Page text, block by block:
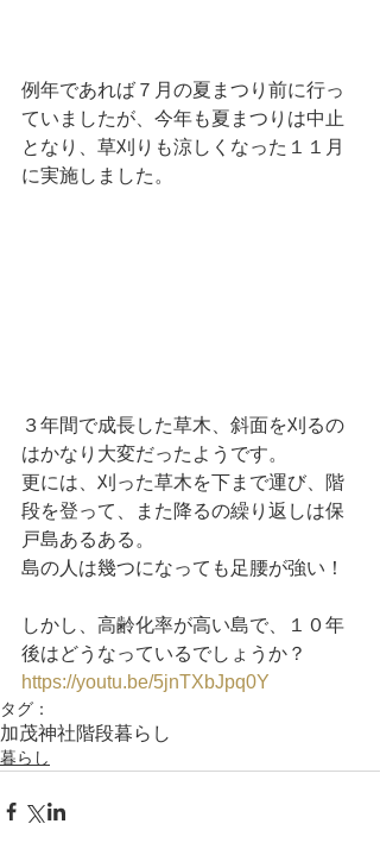
例年であれば７月の夏まつり前に行っ
ていましたが、今年も夏まつりは中止
となり、草刈りも涼しくなった１１月
に実施しました。
３年間で成長した草木、斜面を刈るの
はかなり大変だったようです。
更には、刈った草木を下まで運び、階
段を登って、また降るの繰り返しは保
戸島あるある。
島の人は幾つになっても足腰が強い！
しかし、高齢化率が高い島で、１０年
後はどうなっているでしょうか？
https://youtu.be/5jnTXbJpq0Y
タグ：
加茂神社階段暮らし
暮らし